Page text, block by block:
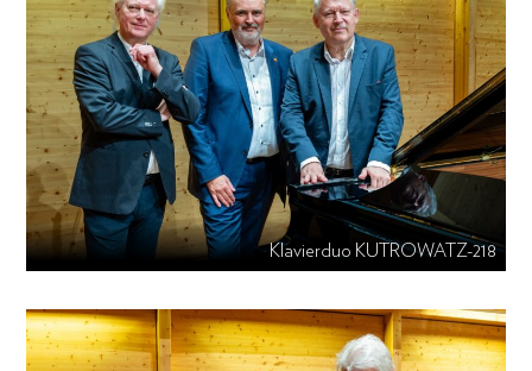
Klavierduo KUTROWATZ-218